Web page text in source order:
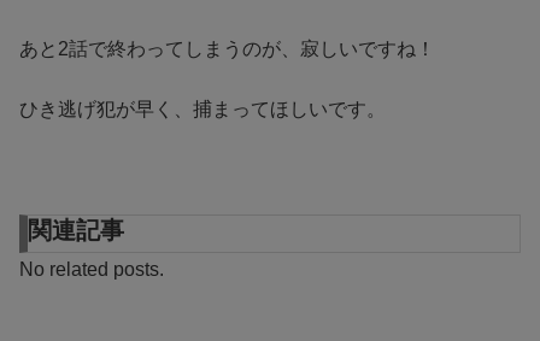
あと2話で終わってしまうのが、寂しいですね！
ひき逃げ犯が早く、捕まってほしいです。
関連記事
No related posts.